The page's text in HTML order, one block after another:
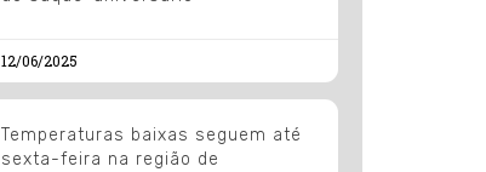
12/06/2025
Temperaturas baixas seguem até
sexta-feira na região de